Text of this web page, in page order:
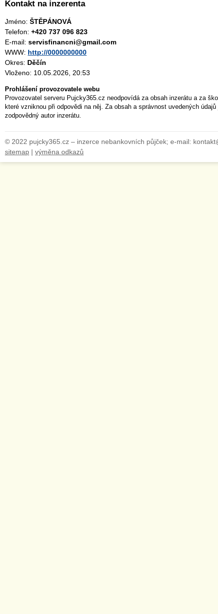
Kontakt na inzerenta
Jméno: ŠTĚPÁNOVÁ
Telefon: +420 737 096 823
E-mail: servisfinancni@gmail.com
WWW: http://0000000000
Okres: Děčín
Vloženo: 10.05.2026, 20:53
Prohlášení provozovatele webu
Provozovatel serveru Pujcky365.cz neodpovídá za obsah inzerátu a za
které vzniknou při odpovědi na něj. Za obsah a správnost uvedených
zodpovědný autor inzerátu.
© 2022 pujcky365.cz – inzerce nebankovních půjček; e-mail:
sitemap | výměna odkazů